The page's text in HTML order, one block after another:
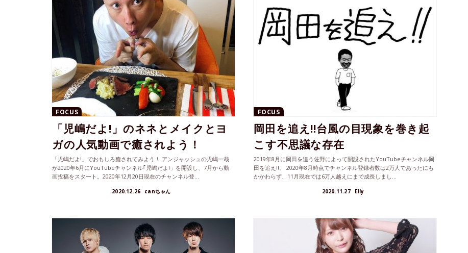
FOCUS
「児嶋だよ!」のネネとメイクとヨ
ガの人気動画で癒されよう！
「児嶋だよ!」でおもしろ癒されてみよう！ アンジャッシュの児嶋一哉
が2020年6月にYouTubeチャンネル｢児嶋だよ!」を開設し、7月から動
画投稿をスタート。2020年12月20日現在のチャンネル登...
2020.12.26 canちゃん
FOCUS
岡田を追え!!台風の目現象を巻き起
こす不思議な存在
2019年8月に岡田を追う佐野によって開設されたYouTubeチャンネル岡
田を追え!!。 2020年8月時点でチャンネル登録者数は2万人であったにも
かかわらず、11月現在では6万人越えにまで成長しまし...
2020.11.27 Elly